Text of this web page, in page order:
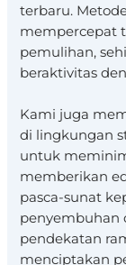
terbaru.
mempercepat
pemulihan,
beraktivitas
Kami juga
di lingkungan
untuk
memberikan
pasca-sunat
penyembuhan
pendekatan
menciptakan